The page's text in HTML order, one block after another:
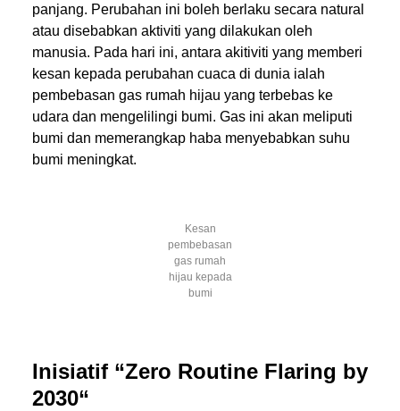
panjang. Perubahan ini boleh berlaku secara natural
atau disebabkan aktiviti yang dilakukan oleh
manusia. Pada hari ini, antara akitiviti yang memberi
kesan kepada perubahan cuaca di dunia ialah
pembebasan gas rumah hijau yang terbebas ke
udara dan mengelilingi bumi. Gas ini akan meliputi
bumi dan memerangkap haba menyebabkan suhu
bumi meningkat.
Kesan
pembebasan
gas rumah
hijau kepada
bumi
Inisiatif “Zero Routine Flaring by
2030“